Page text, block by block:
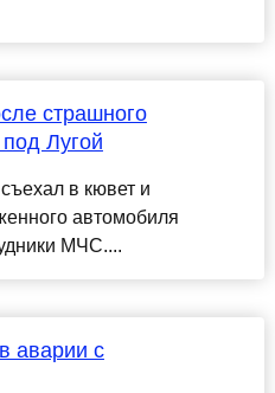
страшного
Лугой
в кювет и
автомобиля
МЧС....
аварии с